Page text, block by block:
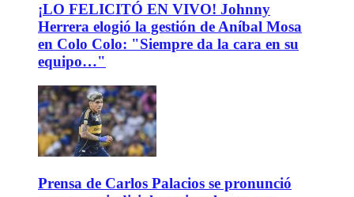
¡LO FELICITÓ EN VIVO! Johnny
Herrera elogió la gestión de Aníbal Mosa
en Colo Colo: "Siempre da la cara en su
equipo…"
Prensa de Carlos Palacios se pronunció